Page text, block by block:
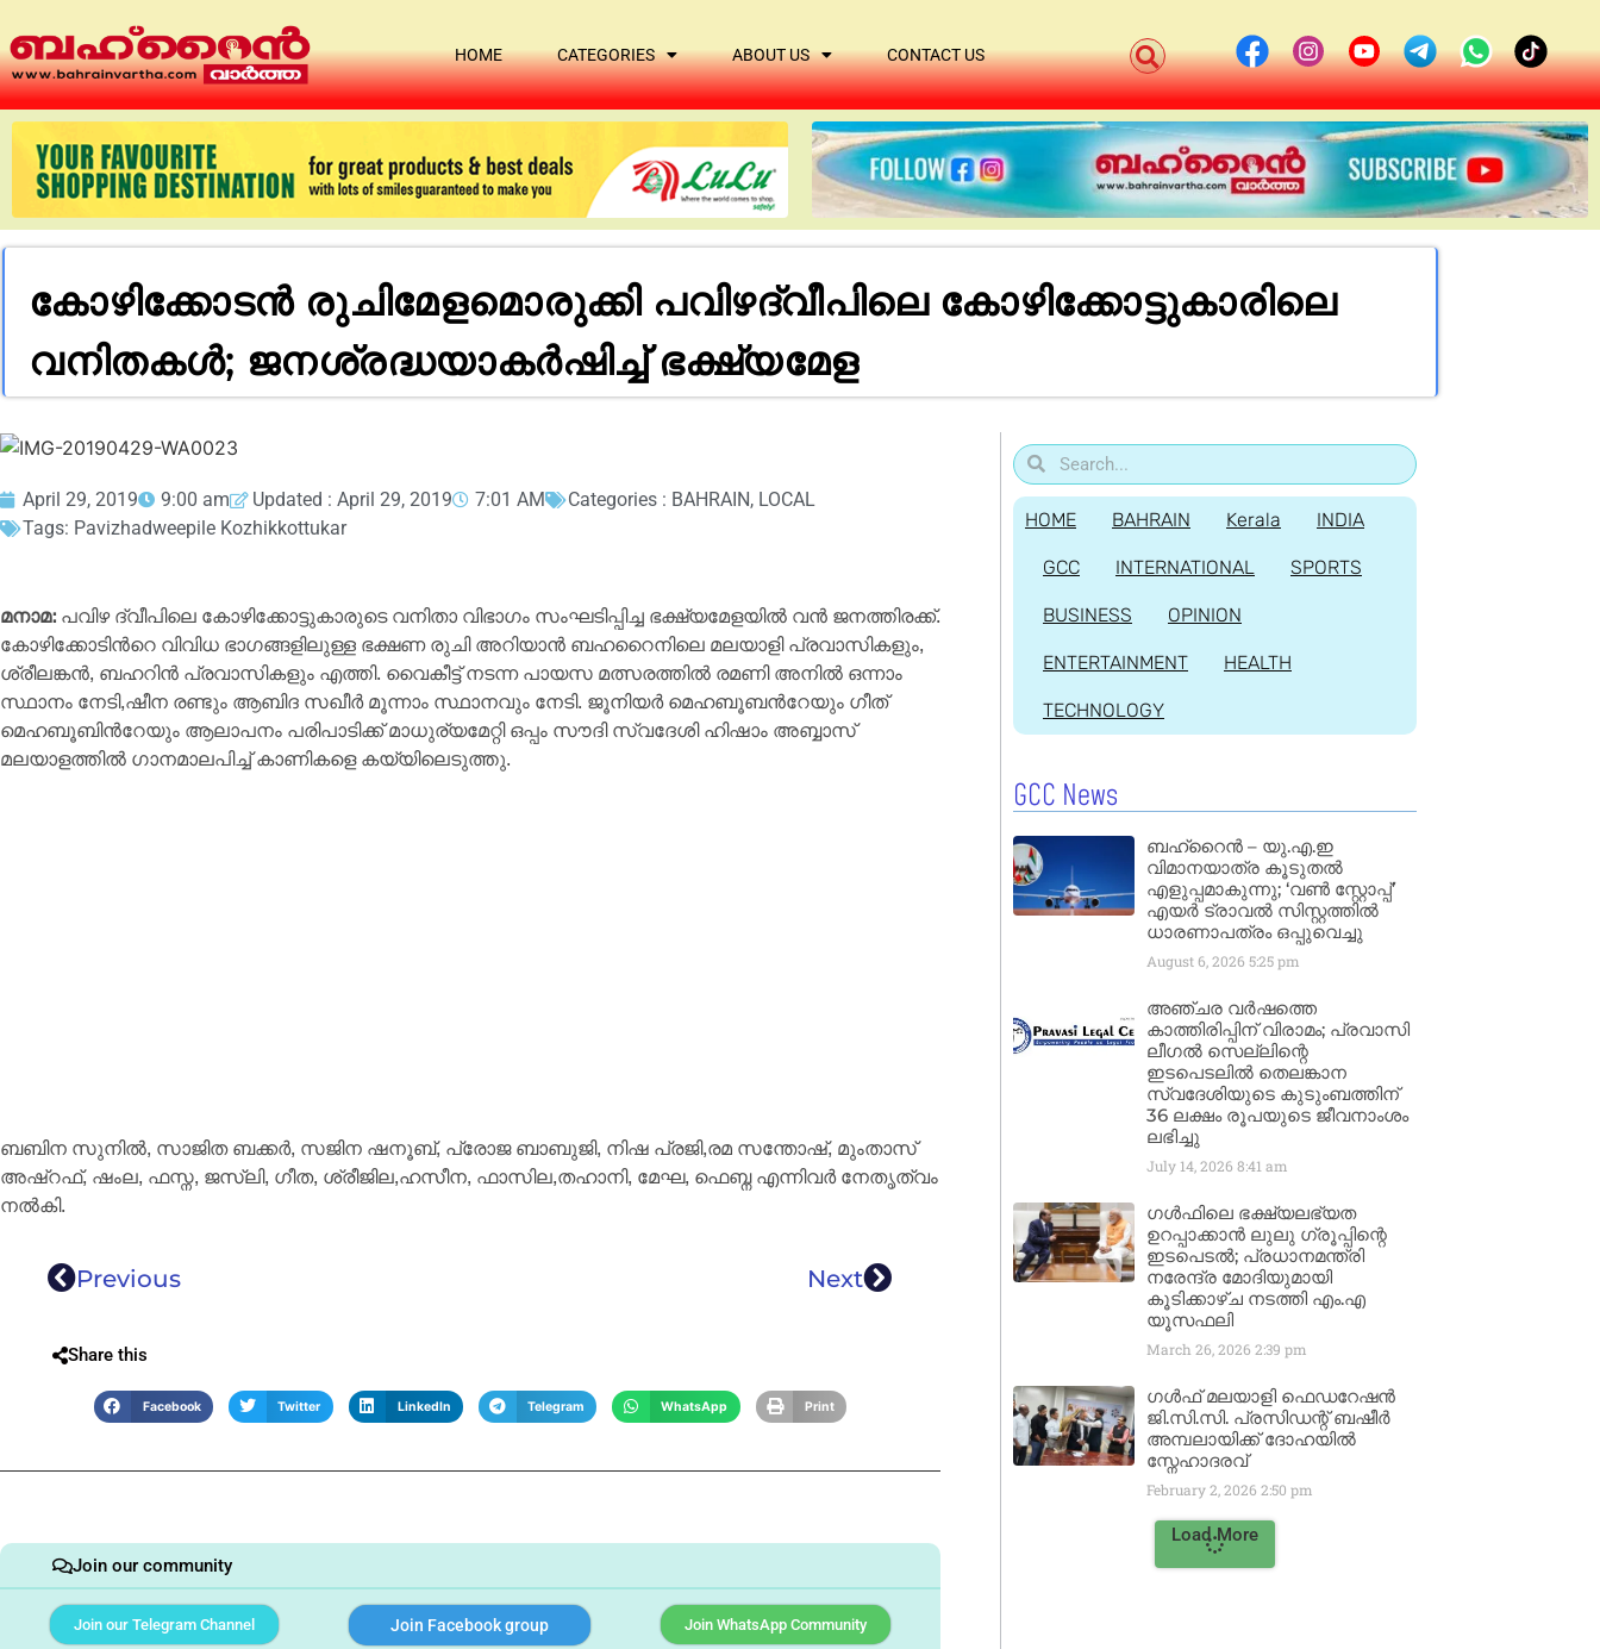
HOME CATEGORIES ABOUT US CONTACT US
കോഴിക്കോടൻ രുചിമേളമൊരുക്കി പവിഴദ്വീപിലെ കോഴിക്കോട്ടുകാരിലെ
വനിതകൾ; ജനശ്രദ്ധയാകർഷിച്ച് ഭക്ഷ്യമേള
April 29, 2019 9:00 am Updated : April 29, 2019 7:01 AM Categories : BAHRAIN, LOCAL
Tags: Pavizhadweepile Kozhikkottukar
മനാമ:പവിഴ ദ്വീപിലെ കോഴിക്കോട്ടുകാരുടെ വനിതാ വിഭാഗം സംഘടിപ്പിച്ച ഭക്ഷ്യമേളയിൽ വൻ ജനത്തിരക്ക്.
കോഴിക്കോടിൻറെ വിവിധ ഭാഗങ്ങളിലുള്ള ഭക്ഷണ രുചി അറിയാൻ ബഹറൈനിലെ മലയാളി പ്രവാസികളും,
ശ്രീലങ്കൻ, ബഹറിൻ പ്രവാസികളും എത്തി. വൈകീട്ട് നടന്ന പായസ മത്സരത്തിൽ രമണി അനിൽ ഒന്നാം
സ്ഥാനം നേടി,ഷീന രണ്ടും ആബിദ സഖീർ മൂന്നാം സ്ഥാനവും നേടി. ജൂനിയർ മെഹബൂബൻറേയും ഗീത്
മെഹബൂബിൻറേയും ആലാപനം പരിപാടിക്ക് മാധുര്യമേറ്റി ഒപ്പം സൗദി സ്വദേശി ഹിഷാം അബ്ബാസ്
മലയാളത്തിൽ ഗാനമാലപിച്ച് കാണികളെ കയ്യിലെടുത്തു.
ബബിന സുനിൽ, സാജിത ബക്കർ, സജിന ഷനൂബ്, പ്രോജ ബാബുജി, നിഷ പ്രജി,രമ സന്തോഷ്, മുംതാസ്
അഷ്റഫ്, ഷംല, ഫസ്ന, ജസ്ലി, ഗീത, ശ്രീജില,ഹസീന, ഫാസില,തഹാനി, മേഘ, ഫെബ്ന എന്നിവർ നേതൃത്വം
നൽകി.
Previous Next
Share this
Facebook Twitter LinkedIn Telegram WhatsApp Print
Join our community
Join our Telegram Channel Join Facebook group Join WhatsApp Community
HOME BAHRAIN Kerala INDIA
GCC INTERNATIONAL SPORTS
BUSINESS OPINION
ENTERTAINMENT HEALTH
TECHNOLOGY
GCC News
ബഹ്‌റൈൻ – യു.എ.ഇ
വിമാനയാത്ര കൂടുതൽ
എളുപ്പമാകുന്നു; ‘വൺ സ്റ്റോപ്പ്’
എയർ ട്രാവൽ സിസ്റ്റത്തിൽ
ധാരണാപത്രം ഒപ്പുവെച്ചു
August 6, 2026 5:25 pm
അഞ്ചര വർഷത്തെ
കാത്തിരിപ്പിന് വിരാമം; പ്രവാസി
ലീഗൽ സെല്ലിന്റെ
ഇടപെടലിൽ തെലങ്കാന
സ്വദേശിയുടെ കുടുംബത്തിന്
36 ലക്ഷം രൂപയുടെ ജീവനാംശം
ലഭിച്ചു
July 14, 2026 8:41 am
ഗൾഫിലെ ഭക്ഷ്യലഭ്യത
ഉറപ്പാക്കാൻ ലുലു ഗ്രൂപ്പിന്റെ
ഇടപെടൽ; പ്രധാനമന്ത്രി
നരേന്ദ്ര മോദിയുമായി
കൂടിക്കാഴ്ച നടത്തി എം.എ
യൂസഫലി
March 26, 2026 2:39 pm
ഗൾഫ് മലയാളി ഫെഡറേഷൻ
ജി.സി.സി. പ്രസിഡന്റ് ബഷീർ
അമ്പലായിക്ക് ദോഹയിൽ
സ്നേഹാദരവ്
February 2, 2026 2:50 pm
Load More